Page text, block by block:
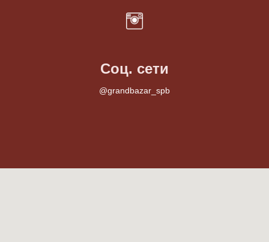
Соц. сети
@grandbazar_spb